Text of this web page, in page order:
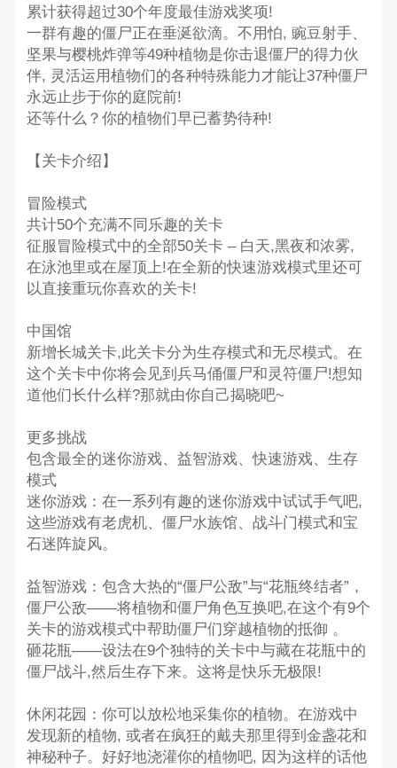
累计获得超过30个年度最佳游戏奖项!
一群有趣的僵尸正在垂涎欲滴。不用怕, 豌豆射手、
坚果与樱桃炸弹等49种植物是你击退僵尸的得力伙
伴, 灵活运用植物们的各种特殊能力才能让37种僵尸
永远止步于你的庭院前!
还等什么？你的植物们早已蓄势待种!
【关卡介绍】
冒险模式
共计50个充满不同乐趣的关卡
征服冒险模式中的全部50关卡 – 白天,黑夜和浓雾,
在泳池里或在屋顶上!在全新的快速游戏模式里还可
以直接重玩你喜欢的关卡!
中国馆
新增长城关卡,此关卡分为生存模式和无尽模式。在
这个关卡中你将会见到兵马俑僵尸和灵符僵尸!想知
道他们长什么样?那就由你自己揭晓吧~
更多挑战
包含最全的迷你游戏、益智游戏、快速游戏、生存
模式
迷你游戏：在一系列有趣的迷你游戏中试试手气吧,
这些游戏有老虎机、僵尸水族馆、战斗门模式和宝
石迷阵旋风。
益智游戏：包含大热的“僵尸公敌”与“花瓶终结者”，
僵尸公敌——将植物和僵尸角色互换吧,在这个有9个
关卡的游戏模式中帮助僵尸们穿越植物的抵御 。
砸花瓶——设法在9个独特的关卡中与藏在花瓶中的
僵尸战斗,然后生存下来。这将是快乐无极限!
休闲花园：你可以放松地采集你的植物。在游戏中
发现新的植物, 或者在疯狂的戴夫那里得到金盏花和
神秘种子。好好地浇灌你的植物吧, 因为这样的话他